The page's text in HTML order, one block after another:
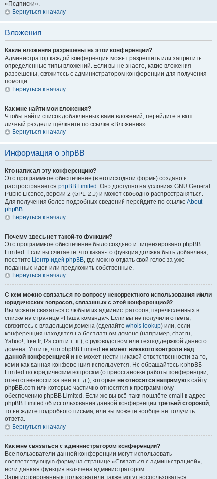
«Подписки».
Вернуться к началу
Вложения
Какие вложения разрешены на этой конференции?
Администратор каждой конференции может разрешить или запретить
определённые типы вложений. Если вы не знаете, какие вложения
разрешены, свяжитесь с администратором конференции для получения
помощи.
Вернуться к началу
Как мне найти мои вложения?
Чтобы найти список добавленных вами вложений, перейдите в ваш
личный раздел и щёлкните по ссылке «Вложения».
Вернуться к началу
Информация о phpBB
Кто написал эту конференцию?
Это программное обеспечение (в его исходной форме) создано и
распространяется phpBB Limited . Оно доступно на условиях GNU General
Public Licence, версии 2 (GPL-2.0) и может свободно распространяться.
Для получения более подробных сведений перейдите по ссылке About
phpBB.
Вернуться к началу
Почему здесь нет такой-то функции?
Это программное обеспечение было создано и лицензировано phpBB
Limited. Если вы считаете, что какая-то функция должна быть добавлена,
посетите Центр идей phpBB, где можно отдать свой голос за уже
поданные идеи или предложить собственные.
Вернуться к началу
С кем можно связаться по вопросу некорректного использования и/или
юридических вопросов, связанных с этой конференцией?
Вы можете связаться с любым из администраторов, перечисленных в
списке на странице «Наша команда». Если вы не получили ответа,
свяжитесь с владельцем домена (сделайте whois lookup) или, если
конференция находится на бесплатном домене (например, chat.ru,
Yahoo!, free.fr, f2s.com и т. п.), с руководством или техподдержкой данного
домена. Учтите, что phpBB Limited не имеет никакого контроля над
данной конференцией и не может нести никакой ответственности за то,
кем и как данная конференция используется. Не обращайтесь к phpBB
Limited по юридическим вопросам (о приостановке работы конференции,
ответственности за неё и т. д.), которые не относятся напрямую к сайту
phpBB.com или которые частично относятся к программному
обеспечению phpBB Limited. Если же вы всё-таки пошлёте email в адрес
phpBB Limited об использовании данной конференции третьей стороной,
то не ждите подробного письма, или вы можете вообще не получить
ответа.
Вернуться к началу
Как мне связаться с администратором конференции?
Все пользователи данной конференции могут использовать
соответствующую форму на странице «Связаться с администрацией»,
если данная функция включена администратором.
Зарегистрированные пользователи также могут воспользоваться